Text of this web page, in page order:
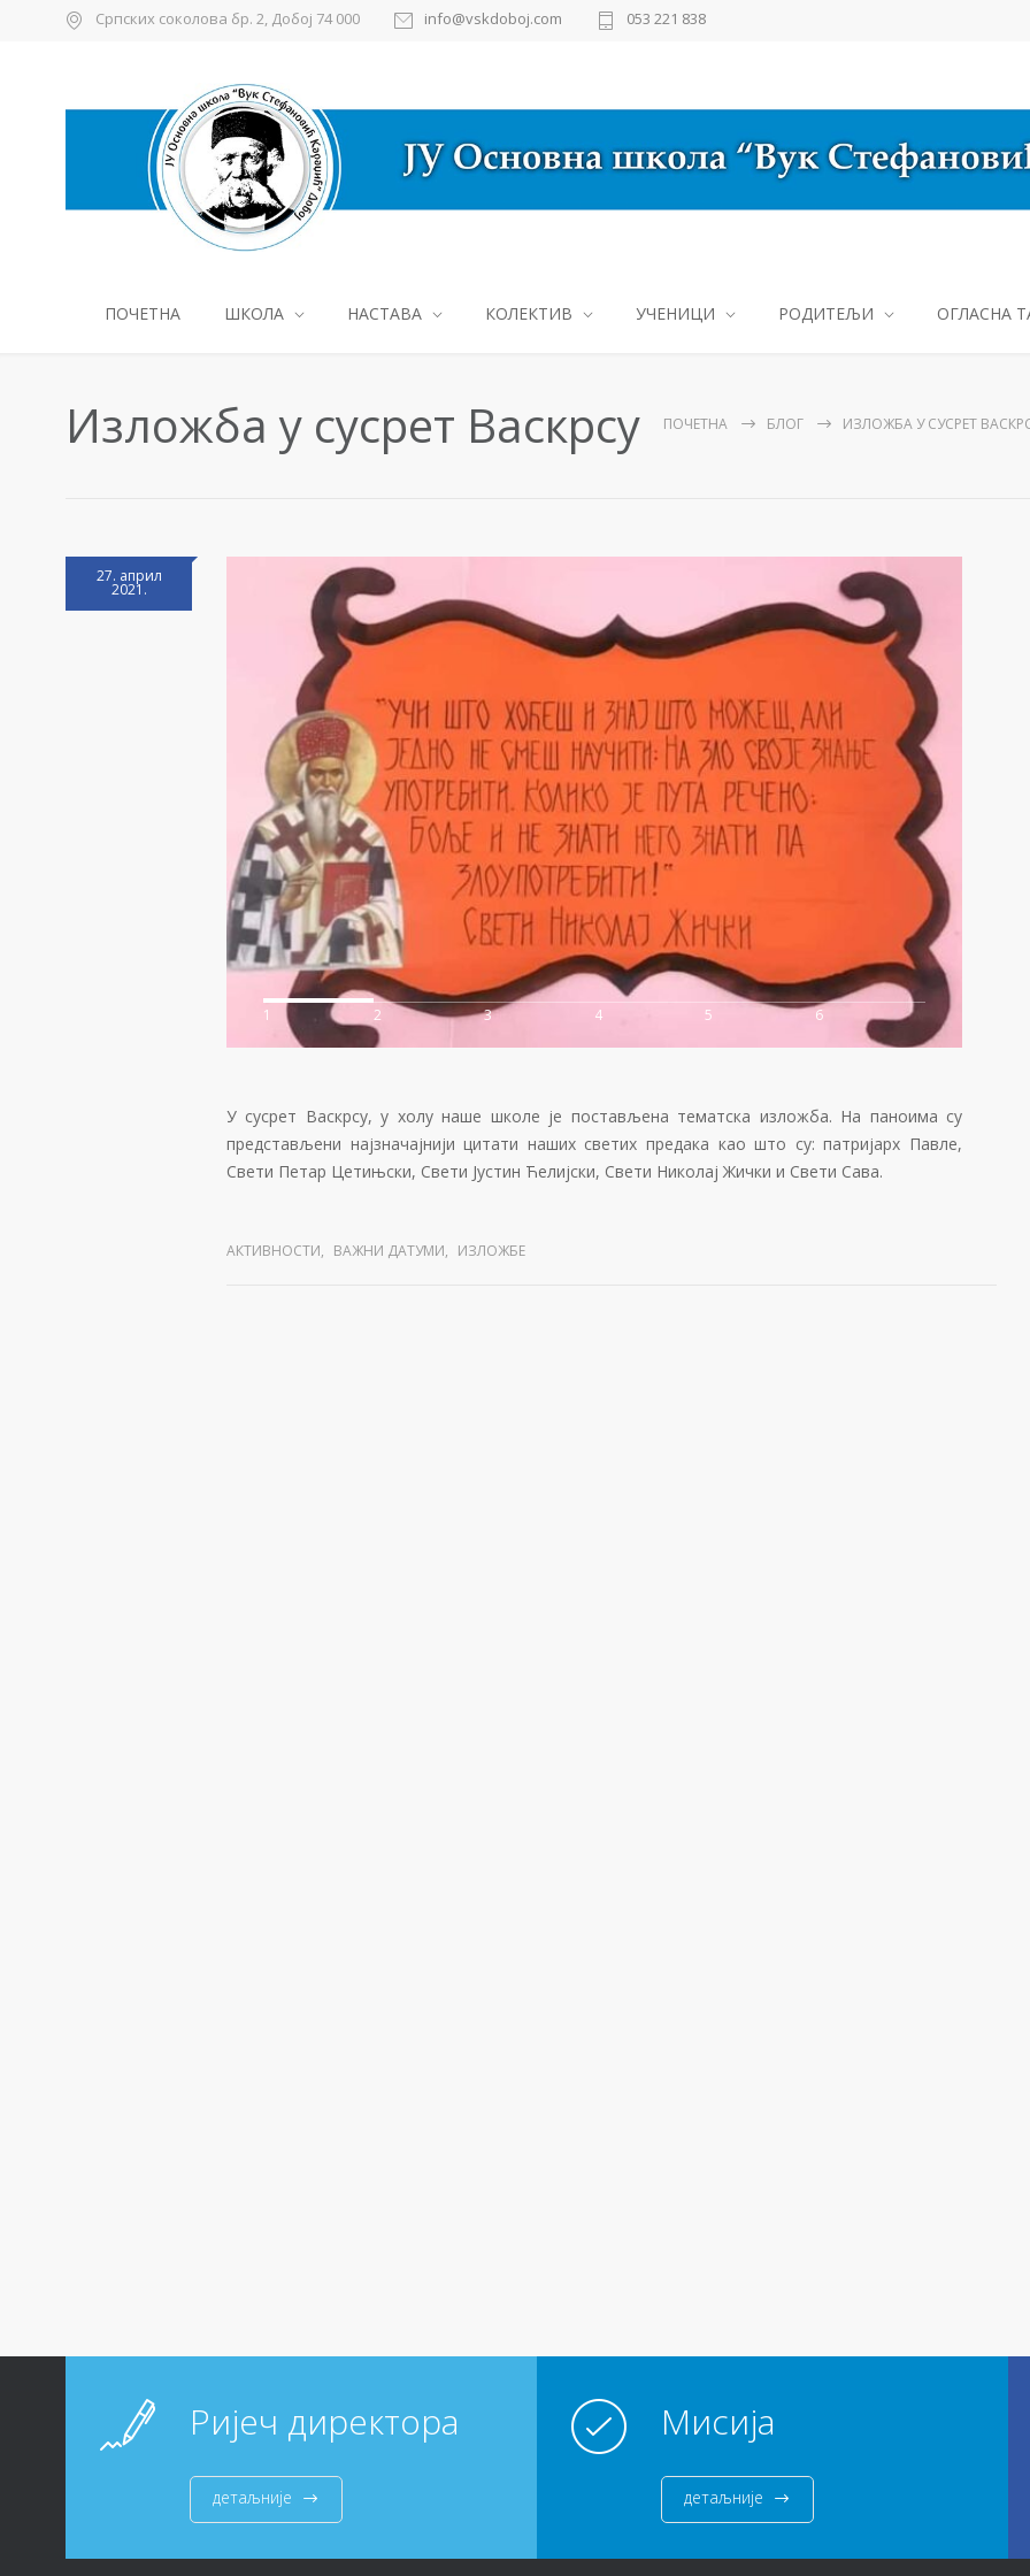
Српских соколова бр. 2, Добој 74 000 info@vskdoboj.com 053 221 838
ПОЧЕТНА ШКОЛА НАСТАВА КОЛЕКТИВ УЧЕНИЦИ РОДИТЕЉИ ОГЛАСНА
Изложба у сусрет Васкрсу ПОЧЕТНА БЛОГ ИЗЛОЖБА У СУСРЕТ
27. април
2021.
1 2 3 4 5 6
У сусрет Васкрсу, у холу наше школе је постављена тематска изложба. На паноима су
представљени најзначајнији цитати наших светих предака као што су: патријарх Павле,
Свети Петар Цетињски, Свети Јустин Ћелијски, Свети Николај Жички и Свети Сава.
АКТИВНОСТИ, ВАЖНИ ДАТУМИ, ИЗЛОЖБЕ
Ријеч директора
детаљније
Мисија
детаљније